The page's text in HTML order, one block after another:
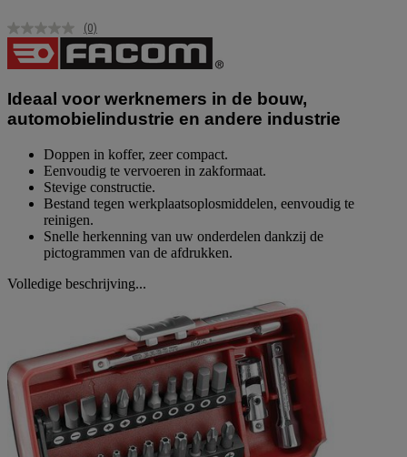
Geen
scorewaarde.
Dezelfde
(0)
Ideaal voor werknemers in de bouw,
automobielindustrie en andere industrie
Doppen in koffer, zeer compact.
Eenvoudig te vervoeren in zakformaat.
Stevige constructie.
Bestand tegen werkplaatsoplosmiddelen, eenvoudig te
reinigen.
Snelle herkenning van uw onderdelen dankzij de
pictogrammen van de afdrukken.
Volledige beschrijving...